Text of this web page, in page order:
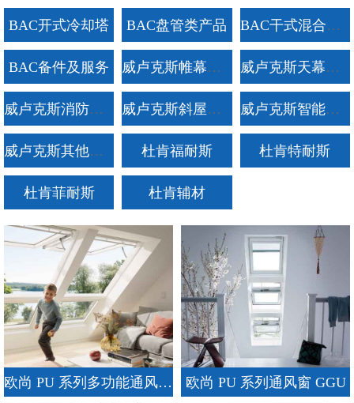
BAC开式冷却塔 BAC盘管类产品 BAC干式混合运行冷却塔
BAC备件及服务 威卢克斯帷幕产品系列 威卢克斯天幕产品系列
威卢克斯消防产品系列 威卢克斯斜屋顶产品系列 威卢克斯智能产品及附件
威卢克斯其他产品系列 杜肯福耐斯 杜肯特耐斯
杜肯菲耐斯 杜肯辅材
欧尚 PU 系列多功能通风窗 GPU 欧尚 PU 系列通风窗 GGU